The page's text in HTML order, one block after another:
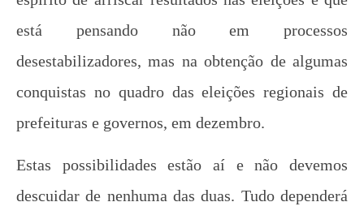
e os Restaurantes Universitários
setembro
de 2012
wp-
admin
está pensando não em processos
desestabilizadores, mas na obtenção de algumas
conquistas no quadro das eleições regionais de
prefeituras e governos, em dezembro.
Estas possibilidades estão aí e não devemos
descuidar de nenhuma das duas. Tudo dependerá